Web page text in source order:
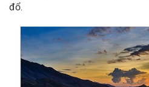
đổ.